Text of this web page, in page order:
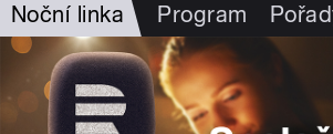
Noční linka Program